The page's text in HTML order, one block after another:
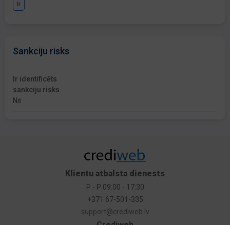
Ir
Sankciju risks
Ir identificēts
sankciju risks
Nē
Klientu atbalsta dienests
P - P 09:00 - 17:30
+371 67-501-335
support@crediweb.lv